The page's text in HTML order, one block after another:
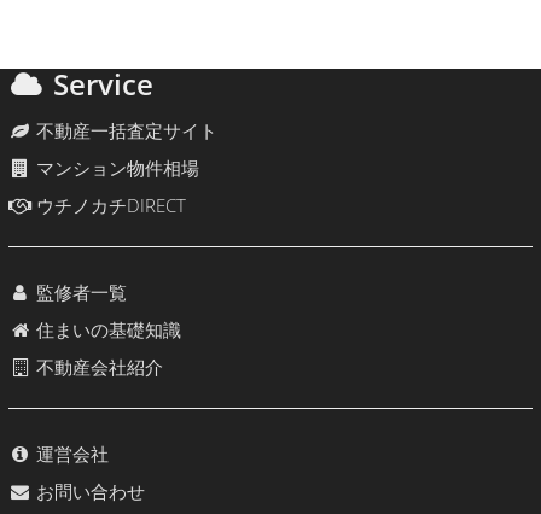
Service
不動産一括査定サイト
マンション物件相場
ウチノカチDIRECT
監修者一覧
住まいの基礎知識
不動産会社紹介
運営会社
お問い合わせ